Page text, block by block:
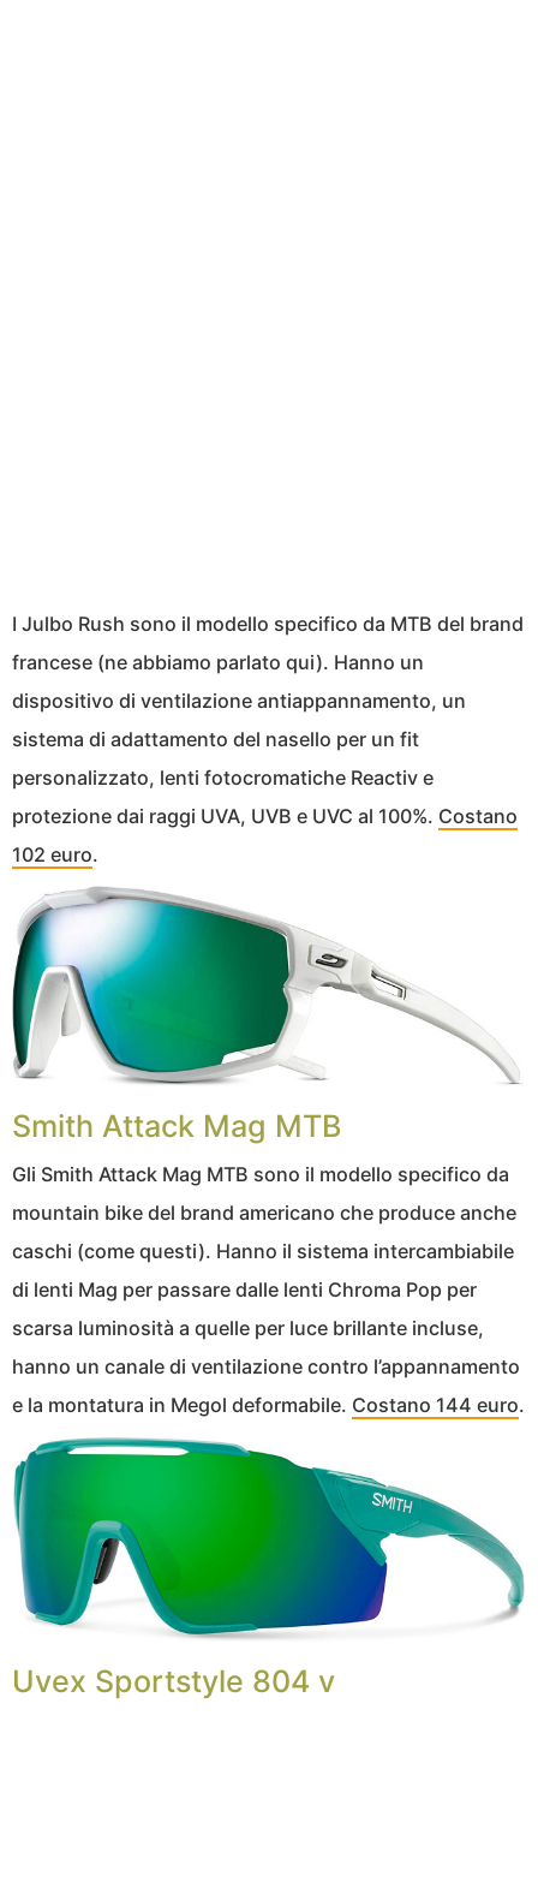
I Julbo Rush sono il modello specifico da MTB del brand
francese (ne abbiamo parlato qui). Hanno un
dispositivo di ventilazione antiappannamento, un
sistema di adattamento del nasello per un fit
personalizzato, lenti fotocromatiche Reactiv e
protezione dai raggi UVA, UVB e UVC al 100%. Costano
102 euro.
Smith Attack Mag MTB
Gli Smith Attack Mag MTB sono il modello specifico da
mountain bike del brand americano che produce anche
caschi (come questi). Hanno il sistema intercambiabile
di lenti Mag per passare dalle lenti Chroma Pop per
scarsa luminosità a quelle per luce brillante incluse,
hanno un canale di ventilazione contro l’appannamento
e la montatura in Megol deformabile. Costano 144 euro.
Uvex Sportstyle 804 v